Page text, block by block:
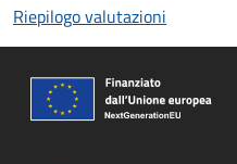
Riepilogo valutazioni